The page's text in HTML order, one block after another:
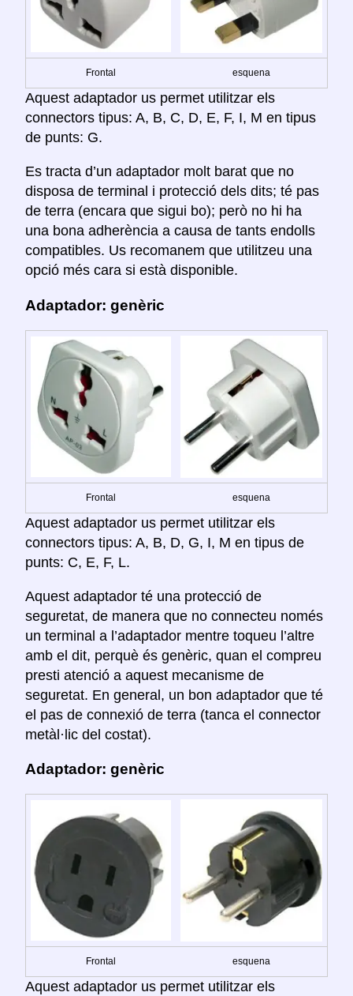
Frontal esquena
Aquest adaptador us permet utilitzar els
connectors tipus: A, B, C, D, E, F, I, M en tipus
de punts: G.
Es tracta d’un adaptador molt barat que no
disposa de terminal i protecció dels dits; té pas
de terra (encara que sigui bo); però no hi ha
una bona adherència a causa de tants endolls
compatibles. Us recomanem que utilitzeu una
opció més cara si està disponible.
Adaptador: genèric
Frontal esquena
Aquest adaptador us permet utilitzar els
connectors tipus: A, B, D, G, I, M en tipus de
punts: C, E, F, L.
Aquest adaptador té una protecció de
seguretat, de manera que no connecteu només
un terminal a l’adaptador mentre toqueu l’altre
amb el dit, perquè és genèric, quan el compreu
presti atenció a aquest mecanisme de
seguretat. En general, un bon adaptador que té
el pas de connexió de terra (tanca el connector
metàl·lic del costat).
Adaptador: genèric
Frontal esquena
Aquest adaptador us permet utilitzar els